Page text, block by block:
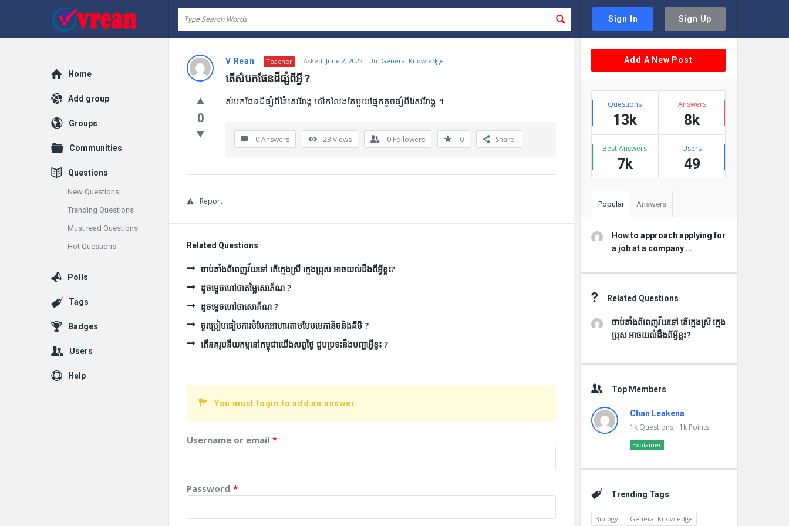
Sign In Sign Up
vrean.com
V Rean Teacher Asked: June 2, 2022 In: General Knowledge
តើសំបកផែនដីផ្សំពីអ្វី ?
0
សំបកផែនដីផ្សំពីរ៉ែអសរីរាង្គ លើកលែងតែមួយផ្នែកតូចផ្សំពីរ៉ែសរីរាង្គ ។
0 Answers 23 Views 0 Followers 0 Share
Report
Related Questions
ចាប់តាំងពីពេញវ័យទៅ តើក្មេងស្រី ក្មេងប្រុស អាចយល់ដឹងពីអ្វីខ្លះ?
ដូចម្ដេចហៅថាតម្លៃសោភ័ណ ?
ដូចម្ដេចហៅថាសោភ័ណ ?
ចូរប្រៀបធៀបការបំបែកអាហារតាមបែបមេកានិចនិងគីមី ?
តើនគរូបនីយកម្មនៅកម្ពុជាយើងសព្វថ្ងៃ ជួបប្រទះនឹងបញ្ហាអ្វីខ្លះ ?
You must login to add an answer.
Username or email *
Password *
Sidebar
Add A New Post
Stats
Questions
13k
Answers
8k
Best Answers
7k
Users
49
Popular Answers
How to approach applying for
a job at a company ...
Related Questions
ចាប់តាំងពីពេញវ័យទៅ តើក្មេងស្រី ក្មេង
ប្រុស អាចយល់ដឹងពីអ្វីខ្លះ?
Top Members
Chan Leakena
1k Questions 1k Points
Explainer
Trending Tags
Biology General Knowledge
Explore
Home
Add group
Groups
Communities
Questions
New Questions
Trending Questions
Must read Questions
Hot Questions
Polls
Tags
Badges
Users
Help